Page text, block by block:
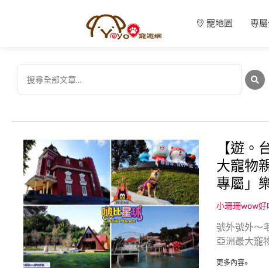
寵地圖 專
【遊
大寵物
專屬」
小珊珊wow好
號外號外〜
亞洲最大寵
更多內容»